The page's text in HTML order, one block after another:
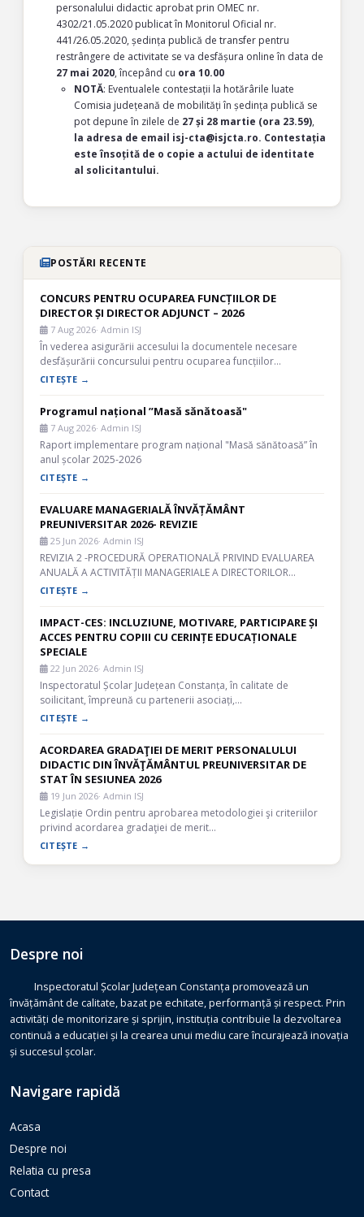
personalului didactic aprobat prin OMEC nr.
4302/21.05.2020 publicat în Monitorul Oficial nr.
441/26.05.2020, ședința publică de transfer pentru
restrângere de activitate se va desfășura online în data de
27 mai 2020, începând cu ora 10.00
NOTĂ: Eventualele contestații la hotărârile luate
Comisia județeană de mobilități în ședința publică se
pot depune în zilele de 27 și 28 martie (ora 23.59),
la adresa de email isj-cta@isjcta.ro. Contestația
este însoțită de o copie a actului de identitate
al solicitantului.
POSTĂRI RECENTE
CONCURS PENTRU OCUPAREA FUNCȚIILOR DE
DIRECTOR ȘI DIRECTOR ADJUNCT – 2026
7 Aug 2026· Admin ISJ
În vederea asigurării accesului la documentele necesare
desfășurării concursului pentru ocuparea funcțiilor…
CITEȘTE →
Programul național ”Masă sănătoasă"
7 Aug 2026· Admin ISJ
Raport implementare program național "Masă sănătoasă” în
anul școlar 2025-2026
CITEȘTE →
EVALUARE MANAGERIALĂ ÎNVĂȚĂMÂNT
PREUNIVERSITAR 2026- REVIZIE
25 Jun 2026· Admin ISJ
REVIZIA 2 -PROCEDURĂ OPERATIONALĂ PRIVIND EVALUAREA
ANUALĂ A ACTIVITĂȚII MANAGERIALE A DIRECTORILOR…
CITEȘTE →
IMPACT-CES: INCLUZIUNE, MOTIVARE, PARTICIPARE ȘI
ACCES PENTRU COPIII CU CERINȚE EDUCAȚIONALE
SPECIALE
22 Jun 2026· Admin ISJ
Inspectoratul Școlar Județean Constanța, în calitate de
soilicitant, împreună cu partenerii asociați,…
CITEȘTE →
ACORDAREA GRADAŢIEI DE MERIT PERSONALULUI
DIDACTIC DIN ÎNVĂŢĂMÂNTUL PREUNIVERSITAR DE
STAT ÎN SESIUNEA 2026
19 Jun 2026· Admin ISJ
Legislație Ordin pentru aprobarea metodologiei şi criteriilor
privind acordarea gradaţiei de merit…
CITEȘTE →
Despre noi
Inspectoratul Școlar Județean Constanța promovează un
învățământ de calitate, bazat pe echitate, performanță și respect. Prin
activități de monitorizare și sprijin, instituția contribuie la dezvoltarea
continuă a educației și la crearea unui mediu care încurajează inovația
și succesul școlar.
Navigare rapidă
Acasa
Despre noi
Relatia cu presa
Contact